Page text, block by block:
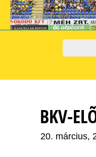
BKV-
20. március,